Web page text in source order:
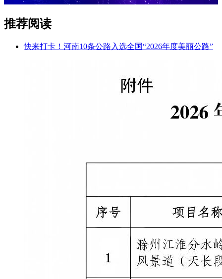
推荐阅读
快来打卡！河南10条公路入选全国“2026年度美丽公路”